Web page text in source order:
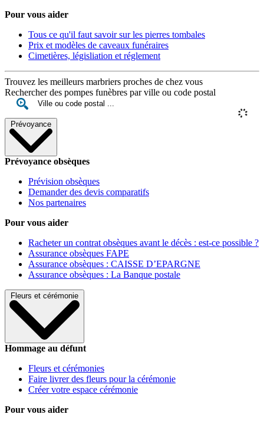
Pour vous aider
Tous ce qu'il faut savoir sur les pierres tombales
Prix et modèles de caveaux funéraires
Cimetières, législiation et réglement
Trouvez les meilleurs marbriers proches de chez vous
Rechercher des pompes funèbres par ville ou code postal
Prévoyance
Prévoyance obsèques
Prévision obsèques
Demander des devis comparatifs
Nos partenaires
Pour vous aider
Racheter un contrat obsèques avant le décès : est-ce possible ?
Assurance obsèques FAPE
Assurance obsèques : CAISSE D’EPARGNE
Assurance obsèques : La Banque postale
Fleurs et cérémonie
Hommage au défunt
Fleurs et cérémonies
Faire livrer des fleurs pour la cérémonie
Créer votre espace cérémonie
Pour vous aider